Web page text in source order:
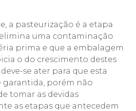
a pasteurização é a etapa
uma contaminação
prima e que a embalagem
o do crescimento destes
se ater para que esta
garantida, porém não
tomar as devidas
as etapas que antecedem